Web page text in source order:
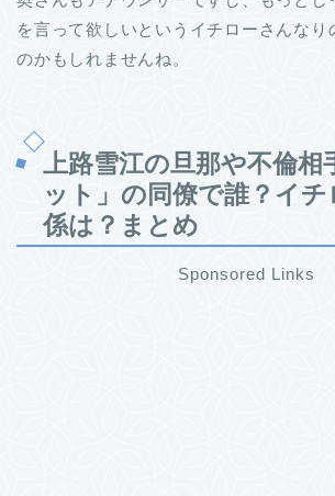
を言って欲しいというイチローさんなり
のかもしれませんね。
上路雪江の旦那や不倫相
ット」の同僚で誰？イチ
係は？まとめ
Sponsored Links